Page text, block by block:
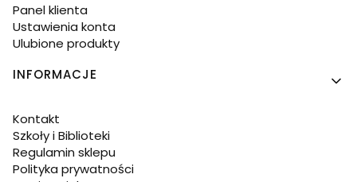
Panel klienta
Ustawienia konta
Ulubione produkty
INFORMACJE
Kontakt
Szkoły i Biblioteki
Regulamin sklepu
Polityka prywatności